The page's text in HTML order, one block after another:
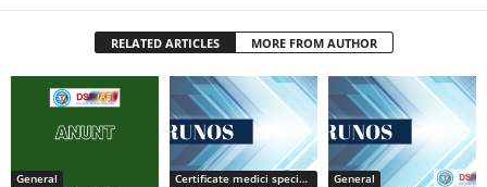
RELATED ARTICLES MORE FROM AUTHOR
General Certificate medici specialiști / primari General